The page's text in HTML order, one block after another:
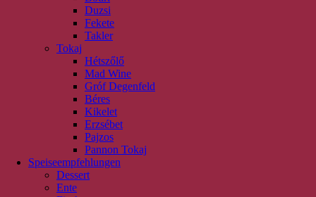
Duzsi
Fekete
Takler
Tokaj
Hétszőlő
Mad Wine
Gróf Degenfeld
Béres
Kikelet
Erzsébet
Pajzos
Pannon Tokaj
Speiseempfehlungen
Dessert
Ente